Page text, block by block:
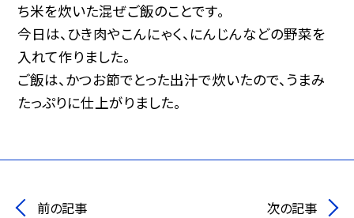
ち米を炊いた混ぜご飯のことです。
今日は、ひき肉やこんにゃく、にんじんなどの野菜を
入れて作りました。
ご飯は、かつお節でとった出汁で炊いたので、うまみ
たっぷりに仕上がりました。
前の記事 次の記事